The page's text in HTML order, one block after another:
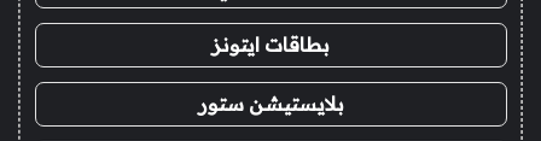
بطاقات ايتونز
بلايستيشن ستور